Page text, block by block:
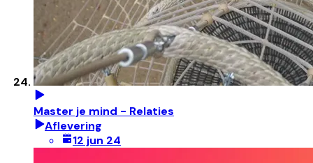
Master je mind - Relaties
Aflevering
12 jun 24